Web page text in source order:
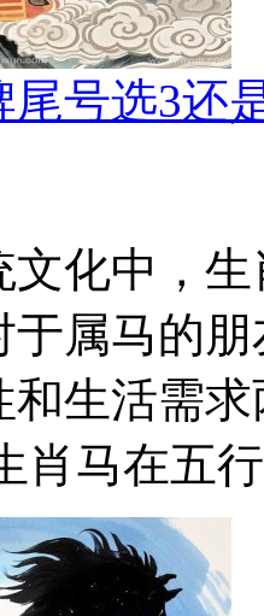
尾号选3还
文化中，
于属马的
和生活需
肖马在五